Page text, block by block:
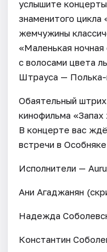
услышите
знаменитого
жемчужины
«Маленькая
с волосами цвета
Штрауса — Полька-
Обаятельный
кинофильма
В концерте вас
встречи в
Исполнители —
Ани Агаджанян
Надежда
Константин